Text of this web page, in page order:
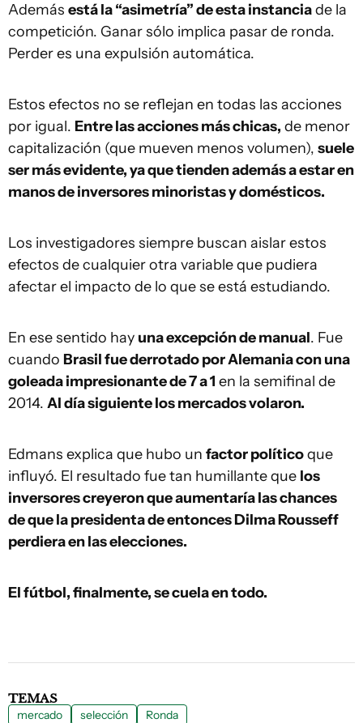
Además está la “asimetría” de esta instanciade la
competición. Ganar sólo implica pasar de ronda.
Perder es una expulsión automática.
Estos efectos no se reflejan en todas las acciones
por igual. Entre las acciones más chicas, de menor
capitalización (que mueven menos volumen), suele
ser más evidente, ya que tienden además a estar en
manos de inversores minoristas y domésticos.
Los investigadores siempre buscan aislar estos
efectos de cualquier otra variable que pudiera
afectar el impacto de lo que se está estudiando.
En ese sentido hay una excepción de manual. Fue
cuando Brasil fue derrotado por Alemania con una
goleada impresionante de 7 a 1 en la semifinal de
2014. Al día siguiente los mercados volaron.
Edmans explica que hubo un factor políticoque
influyó. El resultado fue tan humillante que los
inversores creyeron que aumentaría las chances
de que la presidenta de entonces Dilma Rousseff
perdiera en las elecciones.
El fútbol, finalmente, se cuela en todo.
TEMAS
mercado selección Ronda